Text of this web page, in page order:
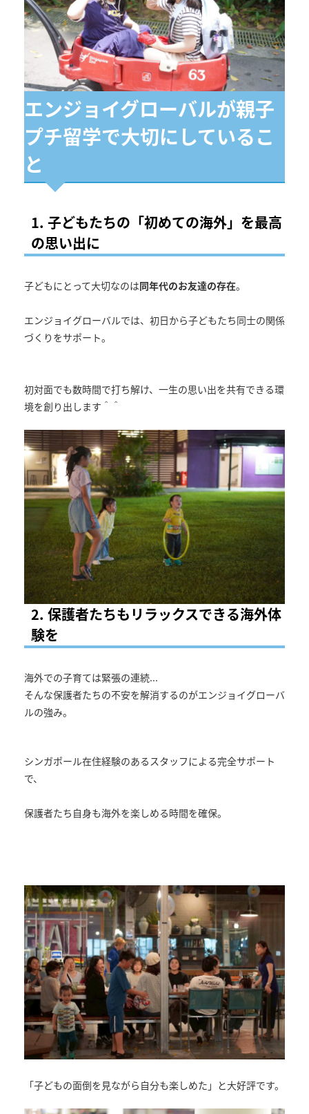
エンジョイグローバルが親子
プチ留学で大切にしているこ
と
1. 子どもたちの「初めての海外」を最高
の思い出に
子どもにとって大切なのは同年代のお友達の存在。
エンジョイグローバルでは、初日から子どもたち同士の関係
づくりをサポート。
初対面でも数時間で打ち解け、一生の思い出を共有できる環
境を創り出します＾＾
2. 保護者たちもリラックスできる海外体
験を
海外での子育ては緊張の連続...
そんな保護者たちの不安を解消するのがエンジョイグローバ
ルの強み。
シンガポール在住経験のあるスタッフによる完全サポート
で、
保護者たち自身も海外を楽しめる時間を確保。
「子どもの面倒を見ながら自分も楽しめた」と大好評です。